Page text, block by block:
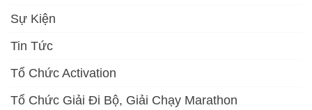
Sự Kiện
Tin Tức
Tổ Chức Activation
Tổ Chức Giải Đi Bộ, Giải Chạy Marathon